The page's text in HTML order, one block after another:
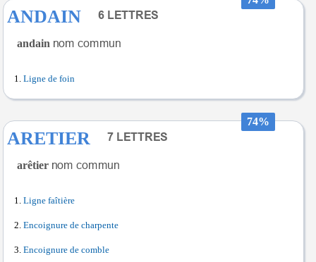
ANDAIN
andain
Ligne de foin
74%
ARETIER
arêtier
Ligne faîtière
Encoignure de charpente
Encoignure de comble